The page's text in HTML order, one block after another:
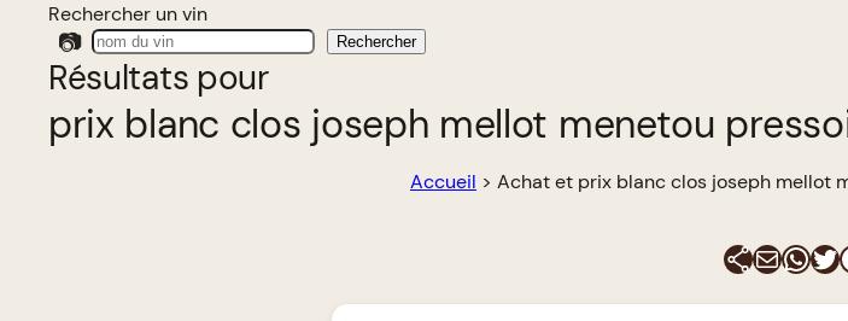
Rechercher un vin
📷 Rechercher
Résultats pour
prix blanc clos joseph mellot menetou
Accueil > Achat et prix blanc clos joseph mellot
E-mail